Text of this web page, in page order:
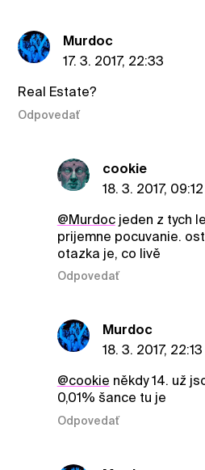
Murdoc
17. 3. 2017, 22:33
Real Estate?
Odpovedať
cookie
18. 3. 2017, 09:12
@Murdocjeden z tych
prijemne pocuvanie.
otazka je, co livě
Odpovedať
Murdoc
18. 3. 2017, 22:13
@cookie někdy 14. už
0,01% šance tu je
Odpovedať